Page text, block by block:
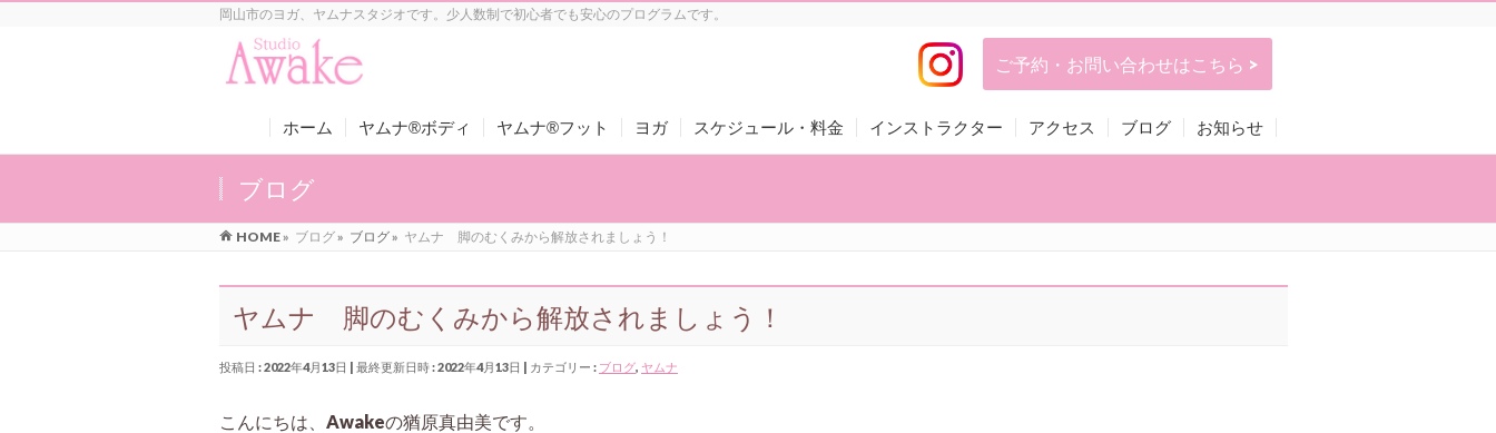
岡山市のヨガ、ヤムナスタジオです。少人数制で初心者でも安心のプログラムです。
ご予約・お問い合わせはこちら >
ホーム ヤムナ®ボディ ヤムナ®フット ヨガ スケジュール・料金 インストラクター アクセス ブログ お知らせ
ブログ
HOME» ブログ» ブログ» ヤムナ 脚のむくみから解放されましょう！
ヤムナ 脚のむくみから解放されましょう！
投稿日 : 2022年4月13日 最終更新日時 : 2022年4月13日 カテゴリー : ブログ, ヤムナ
こんにちは、Awakeの猶原真由美です。